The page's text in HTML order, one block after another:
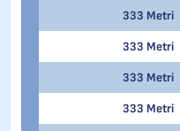
333 Metri
333 Metri
333 Metri
333 Metri